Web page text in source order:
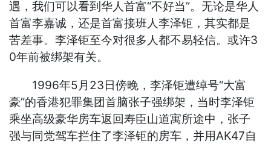
遇，我们可以看到华人首富“不好当”。无论是华人
首富李嘉诚，还是首富接班人李泽钜，其实都是
苦差事。李泽钜至今对很多人都不易轻信。或许3
0年前被绑架有关。
1996年5月23日傍晚，李泽钜遭绰号“大富
豪”的香港犯罪集团首脑张子强绑架，当时李泽钜
乘坐高级豪华房车返回寿臣山道寓所途中，张子
强与同党驾车拦住了李泽钜的房车，并用AK47自